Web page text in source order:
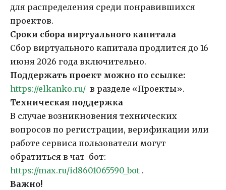
для распределения среди понравившихся
проектов.
Сроки сбора виртуального капитала
Сбор виртуального капитала продлится до 16
июня 2026 года включительно.
Поддержать проект можно по ссылке:
https://elkanko.ru/ в разделе «Проекты».
Техническая поддержка
В случае возникновения технических
вопросов по регистрации, верификации или
работе сервиса пользователи могут
обратиться в чат-бот:
https://max.ru/id8601065590_bot .
Важно!